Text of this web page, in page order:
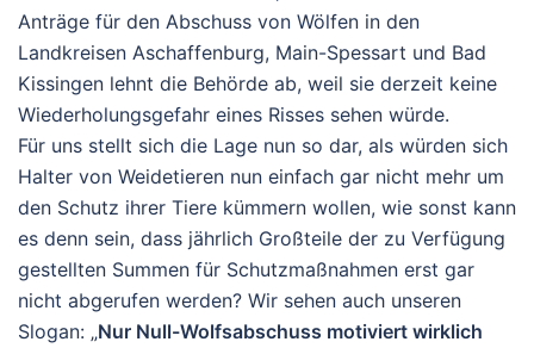
Anträge für den Abschuss von Wölfen in den
Landkreisen Aschaffenburg, Main-Spessart und Bad
Kissingen lehnt die Behörde ab, weil sie derzeit keine
Wiederholungsgefahr eines Risses sehen würde.
Für uns stellt sich die Lage nun so dar, als würden sich
Halter von Weidetieren nun einfach gar nicht mehr um
den Schutz ihrer Tiere kümmern wollen, wie sonst kann
es denn sein, dass jährlich Großteile der zu Verfügung
gestellten Summen für Schutzmaßnahmen erst gar
nicht abgerufen werden? Wir sehen auch unseren
Slogan: „Nur Null-Wolfsabschuss motiviert wirklich